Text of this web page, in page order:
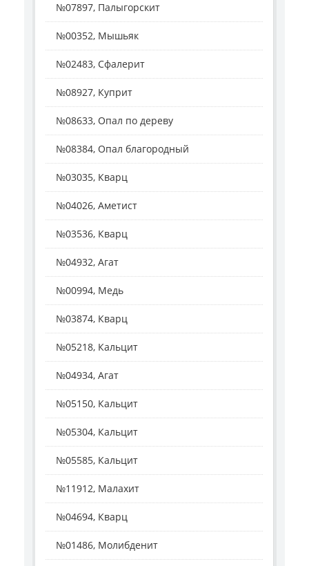
№07897, Палыгорскит
№00352, Мышьяк
№02483, Сфалерит
№08927, Куприт
№08633, Опал по дереву
№08384, Опал благородный
№03035, Кварц
№04026, Аметист
№03536, Кварц
№04932, Агат
№00994, Медь
№03874, Кварц
№05218, Кальцит
№04934, Агат
№05150, Кальцит
№05304, Кальцит
№05585, Кальцит
№11912, Малахит
№04694, Кварц
№01486, Молибденит